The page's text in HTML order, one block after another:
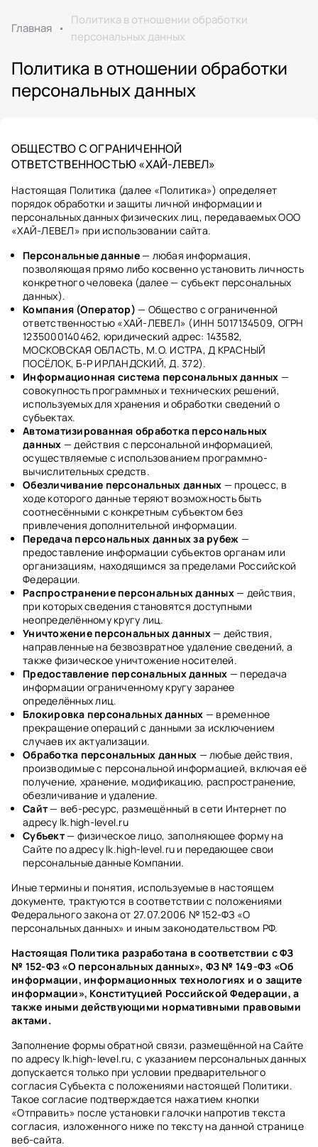
Главная
Политика в отношении обработки
персональных данных
Политика в отношении обработки
персональных данных
ОБЩЕСТВО С ОГРАНИЧЕННОЙ
ОТВЕТСТВЕННОСТЬЮ «ХАЙ-ЛЕВЕЛ»
Настоящая Политика (далее «Политика») определяет
порядок обработки и защиты личной информации и
персональных данных физических лиц, передаваемых ООО
«ХАЙ-ЛЕВЕЛ» при использовании сайта.
Персональные данные— любая информация,
позволяющая прямо либо косвенно установить личность
конкретного человека (далее — субъект персональных
данных).
Компания (Оператор) — Общество с ограниченной
ответственностью «ХАЙ-ЛЕВЕЛ» (ИНН 5017134509, ОГРН
1235000140462, юридический адрес: 143582,
МОСКОВСКАЯ ОБЛАСТЬ, М.О. ИСТРА, Д КРАСНЫЙ
ПОСЁЛОК, Б-Р ИРЛАНДСКИЙ, Д. 372).
Информационная система персональных данных —
совокупность программных и технических решений,
используемых для хранения и обработки сведений о
субъектах.
Автоматизированная обработка персональных
данных — действия с персональной информацией,
осуществляемые с использованием программно-
вычислительных средств.
Обезличивание персональных данных — процесс, в
ходе которого данные теряют возможность быть
соотнесёнными с конкретным субъектом без
привлечения дополнительной информации.
Передача персональных данных за рубеж —
предоставление информации субъектов органам или
организациям, находящимся за пределами Российской
Федерации.
Распространение персональных данных— действия,
при которых сведения становятся доступными
неопределённому кругу лиц.
Уничтожение персональных данных— действия,
направленные на безвозвратное удаление сведений, а
также физическое уничтожение носителей.
Предоставление персональных данных — передача
информации ограниченному кругу заранее
определённых лиц.
Блокировка персональных данных — временное
прекращение операций с данными за исключением
случаев их актуализации.
Обработка персональных данных — любые действия,
производимые с персональной информацией, включая её
получение, хранение, модификацию, распространение,
обезличивание и удаление.
Сайт— веб-ресурс, размещённый в сети Интернет по
адресу lk.high-level.ru
Субъект— физическое лицо, заполняющее форму на
Сайте по адресу lk.high-level.ru и передающее свои
персональные данные Компании.
Иные термины и понятия, используемые в настоящем
документе, трактуются в соответствии с положениями
Федерального закона от 27.07.2006 № 152-ФЗ «О
персональных данных» и иным законодательством РФ.
Настоящая Политика разработана в соответствии с ФЗ
№ 152-ФЗ «О персональных данных», ФЗ № 149-ФЗ «Об
информации, информационных технологиях и о защите
информации», Конституцией Российской Федерации, а
также иными действующими нормативными правовыми
актами.
Заполнение формы обратной связи, размещённой на Сайте
по адресу lk.high-level.ru, с указанием персональных данных
допускается только при условии предварительного
согласия Субъекта с положениями настоящей Политики.
Такое согласие подтверждается нажатием кнопки
«Отправить» после установки галочки напротив текста
согласия, изложенного ниже по тексту на данной странице
веб-сайта.